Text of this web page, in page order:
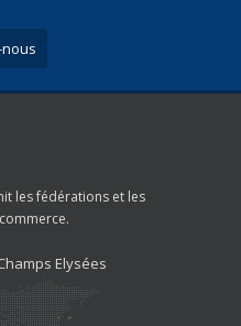
les fédérations et les
Elysées